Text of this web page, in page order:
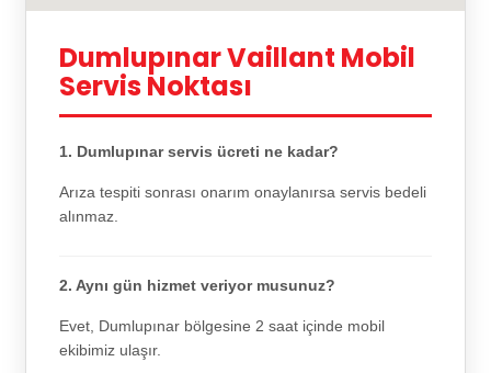
Dumlupınar Vaillant Mobil
Servis Noktası
1. Dumlupınar servis ücreti ne kadar?
Arıza tespiti sonrası onarım onaylanırsa servis bedeli
alınmaz.
2. Aynı gün hizmet veriyor musunuz?
Evet, Dumlupınar bölgesine 2 saat içinde mobil
ekibimiz ulaşır.